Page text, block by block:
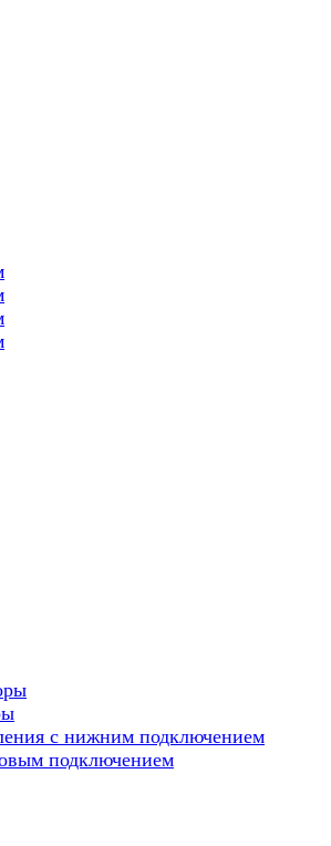
с нижним подключением
подключением